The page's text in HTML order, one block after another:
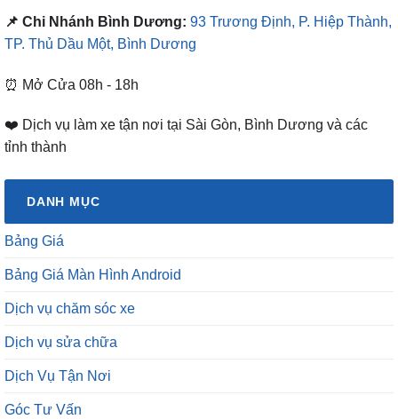
📌 Chi Nhánh Bình Dương: 93 Trương Định, P. Hiệp Thành,
TP. Thủ Dầu Một, Bình Dương
⏰ Mở Cửa 08h - 18h
❤️ Dịch vụ làm xe tận nơi tại Sài Gòn, Bình Dương và các
tỉnh thành
DANH MỤC
Bảng Giá
Bảng Giá Màn Hình Android
Dịch vụ chăm sóc xe
Dịch vụ sửa chữa
Dịch Vụ Tận Nơi
Góc Tư Vấn